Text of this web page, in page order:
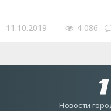
11.10.2019 4 086
Новости